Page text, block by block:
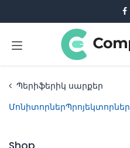
Պերիֆերիկ սարքեր
ՄոնիտորներՊրոյեկտորներ